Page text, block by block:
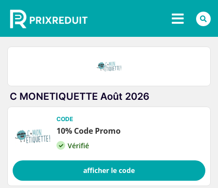
C MONETIQUETTE Août 2026
CODE
10% Code Promo
Vérifié
afficher le code